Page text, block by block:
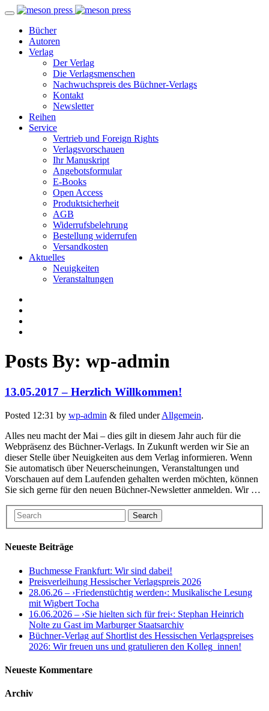
Bücher
Autoren
Verlag
Der Verlag
Die Verlagsmenschen
Nachwuchspreis des Büchner-Verlags
Kontakt
Newsletter
Reihen
Service
Vertrieb und Foreign Rights
Verlagsvorschauen
Ihr Manuskript
Angebotsformular
E-Books
Open Access
Produktsicherheit
AGB
Widerrufsbelehrung
Bestellung widerrufen
Versandkosten
Aktuelles
Neuigkeiten
Veranstaltungen
Posts By: wp-admin
13.05.2017 – Herzlich Willkommen!
Posted 12:31 by wp-admin & filed underAllgemein.
Alles neu macht der Mai – dies gilt in diesem Jahr auch für die
Webpräsenz des Büchner-Verlags. In Zukunft werden wir Sie an
dieser Stelle über Neuigkeiten aus dem Verlag informieren. Wenn
Sie automatisch über Neuerscheinungen, Veranstaltungen und
Vorschauen auf dem Laufenden gehalten werden möchten, können
Sie sich gerne für den neuen Büchner-Newsletter anmelden. Wir …
Search
Neueste Beiträge
Buchmesse Frankfurt: Wir sind dabei!
Preisverleihung Hessischer Verlagspreis 2026
28.06.26 – ›Friedenstüchtig werden‹: Musikalische Lesung
mit Wigbert Tocha
16.06.2026 – ›Sie hielten sich für frei‹: Stephan Heinrich
Nolte zu Gast im Marburger Staatsarchiv
Büchner-Verlag auf Shortlist des Hessischen Verlagspreises
2026: Wir freuen uns und gratulieren den Kolleg_innen!
Neueste Kommentare
Archiv